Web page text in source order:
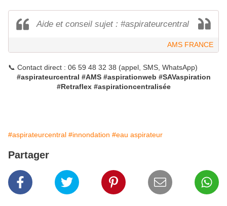
Aide et conseil sujet : #aspirateurcentral
AMS FRANCE
📞 Contact direct : 06 59 48 32 38 (appel, SMS, WhatsApp)
#aspirateurcentral #AMS #aspirationweb #SAVaspiration
#Retraflex #aspirationcentralisée
#aspirateurcentral #innondation #eau aspirateur
Partager